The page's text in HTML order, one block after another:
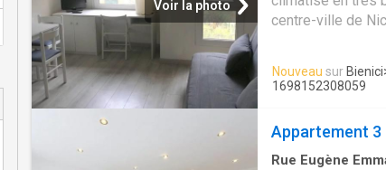
Voir la photo
centre-ville de
des commerces
calme, avec une
bains, des
comprennent
Nouveau sur Bienici
1698152308059
Appartement 3
Rue Eugène